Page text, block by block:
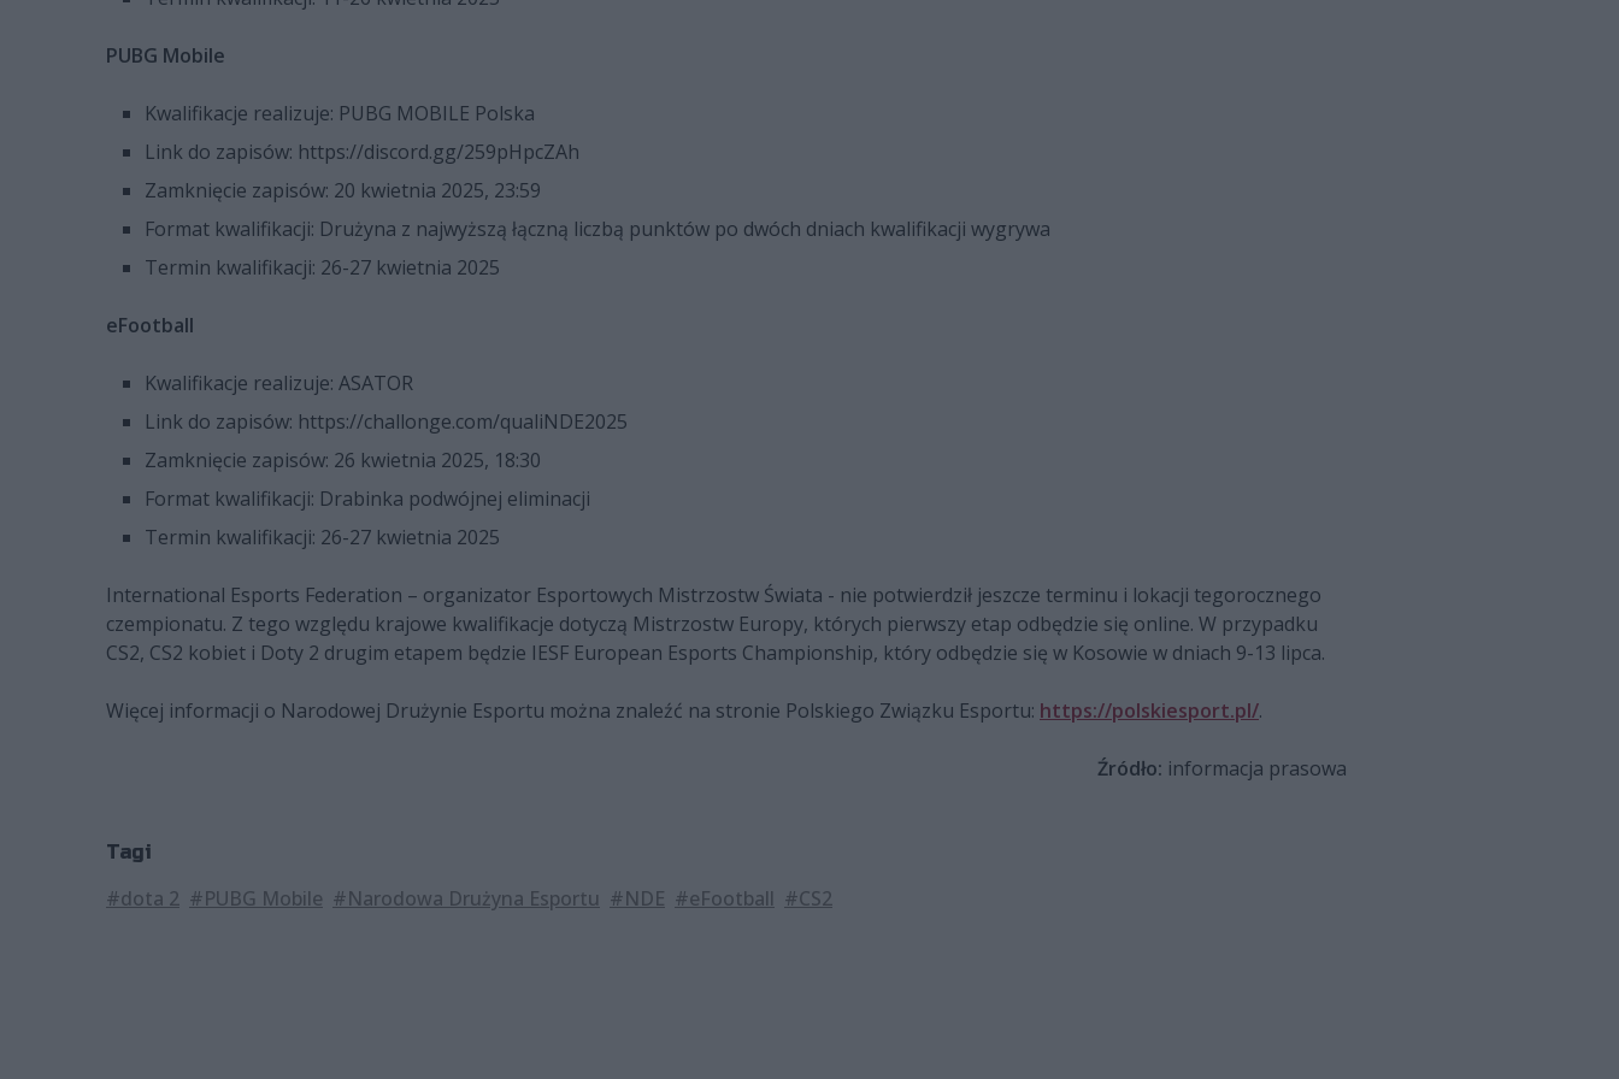
PUBG Mobile
Kwalifikacje realizuje: PUBG MOBILE Polska
Link do zapisów: https://discord.gg/259pHpcZAh
Zamknięcie zapisów: 20 kwietnia 2025, 23:59
Format kwalifikacji: Drużyna z najwyższą łączną liczbą punktów po dwóch dniach kwalifikacji wygrywa
Termin kwalifikacji: 26-27 kwietnia 2025
eFootball
Kwalifikacje realizuje: ASATOR
Link do zapisów: https://challonge.com/qualiNDE2025
Zamknięcie zapisów: 26 kwietnia 2025, 18:30
Format kwalifikacji: Drabinka podwójnej eliminacji
Termin kwalifikacji: 26-27 kwietnia 2025
International Esports Federation – organizator Esportowych Mistrzostw Świata - nie potwierdził jeszcze terminu i lokacji tegorocznego
czempionatu. Z tego względu krajowe kwalifikacje dotyczą Mistrzostw Europy, których pierwszy etap odbędzie się online. W przypadku
CS2, CS2 kobiet i Doty 2 drugim etapem będzie IESF European Esports Championship, który odbędzie się w Kosowie w dniach 9-13 lipca.
Więcej informacji o Narodowej Drużynie Esportu można znaleźć na stronie Polskiego Związku Esportu: https://polskiesport.pl/.
Źródło: informacja prasowa
Tagi
#dota 2 #PUBG Mobile #Narodowa Drużyna Esportu #NDE #eFootball #CS2